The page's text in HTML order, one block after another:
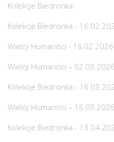
Kolekcje Biedronka
Kolekcje Biedronka -
Wielcy Humaniści - 16.02.2026
Wielcy Humaniści – 02.03.2026
Kolekcje Biedronka -
Wielcy Humaniści – 16.03.2026
Kolekcje Biedronka -